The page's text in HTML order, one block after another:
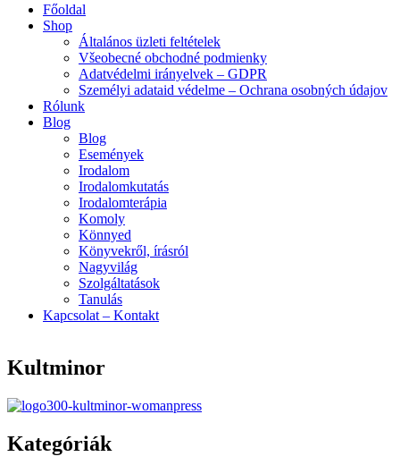
Menu
Főoldal
Shop
Általános üzleti feltételek
Všeobecné obchodné podmienky
Adatvédelmi irányelvek – GDPR
Személyi adataid védelme – Ochrana osobných údajov
Rólunk
Blog
Blog
Események
Irodalom
Irodalomkutatás
Irodalomterápia
Komoly
Könnyed
Könyvekről, írásról
Nagyvilág
Szolgáltatások
Tanulás
Kapcsolat – Kontakt
Kultminor
Kategóriák